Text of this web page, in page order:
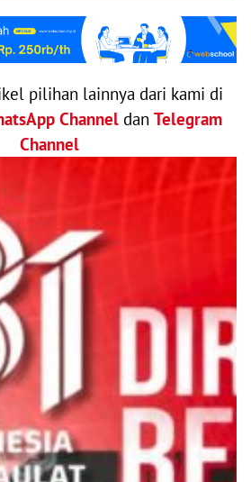
pilihan lainnya dari kami di
Channeldan Telegram
Channel